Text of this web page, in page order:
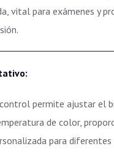
vital para exámenes y
permite ajustar el
de color,
para diferentes